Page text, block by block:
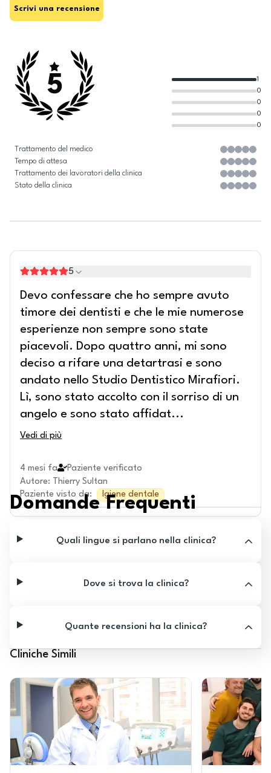
Scrivi una recensione
5
0
0
0
0
1
Trattamento del medico
Tempo di attesa
Trattamento dei lavoratori della clinica
Stato della clinica
5
Devo confessare che ho sempre avuto
timore dei dentisti e che le mie numerose
esperienze non sempre sono state
piacevoli. Dopo quattro anni, mi sono
deciso a rifare una detartrasi e sono
andato nello Studio Dentistico Mirafiori.
Lì, sono stato accolto con il sorriso di un
angelo e sono stato affidat...
Vedi di più
4 mesi fa
Paziente verificato
Autore: Thierry Sultan
Paziente visto da: Igiene dentale
Domande Frequenti
Quali lingue si parlano nella clinica?
Dove si trova la clinica?
Quante recensioni ha la clinica?
Cliniche Simili